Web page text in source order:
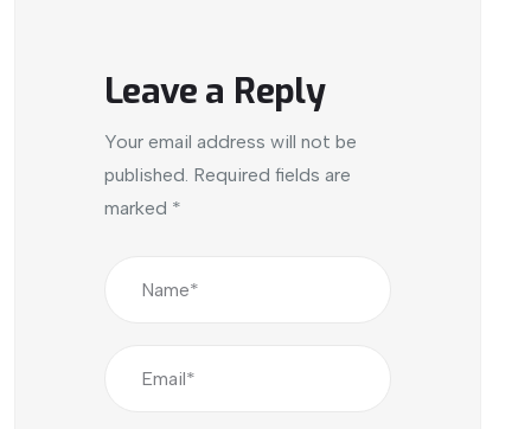
Leave a Reply
Your email address will not be
published. Required fields are
marked *